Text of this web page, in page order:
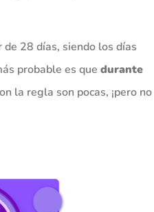
28 días, siendo los días
probable es que durante
la regla son pocas, ¡pero no